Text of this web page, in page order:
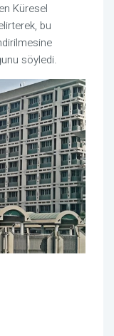
Küresel
bu
söyledi.